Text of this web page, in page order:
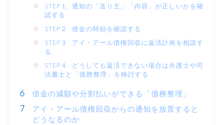
STEP１. 通知の「送り主」「内容」が正しいかを確
認する
STEP２. 借金の時効を確認する
STEP３. アイ・アール債権回収に返済計画を相談す
る
STEP４. どうしても返済できない場合は弁護士や司
法書士と「債務整理」を検討する
借金の減額や分割払いができる「債務整理」
アイ・アール債権回収からの通知を放置すると
どうなるのか